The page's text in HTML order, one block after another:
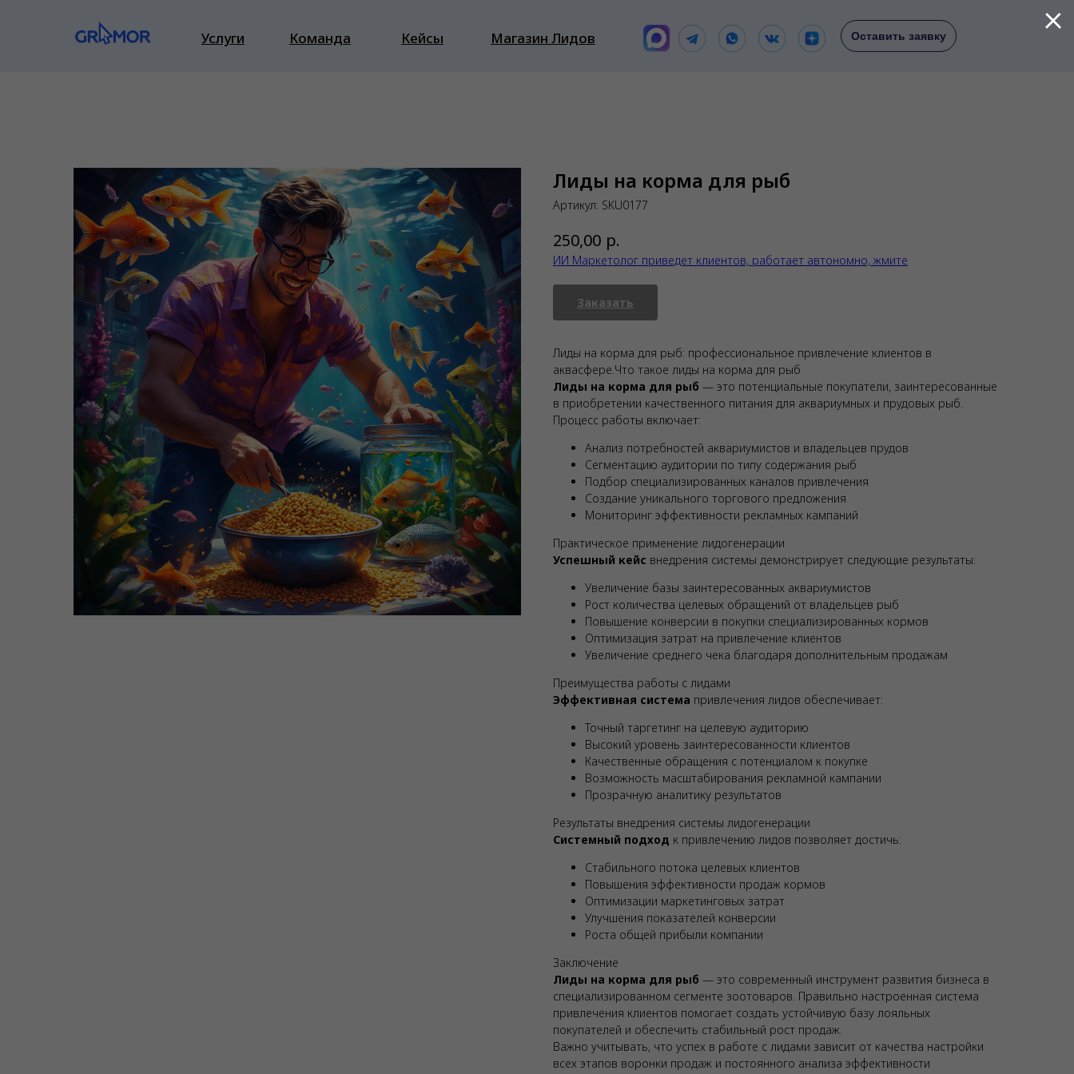
Оставить заявку
Услуги Кейсы Магазин Лидов
Команда
Лиды на корма для рыб
Артикул: SKU0177
250,00 р.
ИИ Маркетолог приведет клиентов, работает автономно, жмите
Заказать
Лиды на корма для рыб: профессиональное привлечение клиентов в
аквасфере.Что такое лиды на корма для рыб
Лиды на корма для рыб — это потенциальные покупатели, заинтересованные
в приобретении качественного питания для аквариумных и прудовых рыб.
Процесс работы включает:
Анализ потребностей аквариумистов и владельцев прудов
Сегментацию аудитории по типу содержания рыб
Подбор специализированных каналов привлечения
Создание уникального торгового предложения
Мониторинг эффективности рекламных кампаний
Практическое применение лидогенерации
Успешный кейс внедрения системы демонстрирует следующие результаты:
Увеличение базы заинтересованных аквариумистов
Рост количества целевых обращений от владельцев рыб
Повышение конверсии в покупки специализированных кормов
Оптимизация затрат на привлечение клиентов
Увеличение среднего чека благодаря дополнительным продажам
Преимущества работы с лидами
Эффективная система привлечения лидов обеспечивает:
Точный таргетинг на целевую аудиторию
Высокий уровень заинтересованности клиентов
Качественные обращения с потенциалом к покупке
Возможность масштабирования рекламной кампании
Прозрачную аналитику результатов
Результаты внедрения системы лидогенерации
Системный подход к привлечению лидов позволяет достичь:
Стабильного потока целевых клиентов
Повышения эффективности продаж кормов
Оптимизации маркетинговых затрат
Улучшения показателей конверсии
Роста общей прибыли компании
Заключение
Лиды на корма для рыб — это современный инструмент развития бизнеса в
специализированном сегменте зоотоваров. Правильно настроенная система
привлечения клиентов помогает создать устойчивую базу лояльных
покупателей и обеспечить стабильный рост продаж.
Важно учитывать, что успех в работе с лидами зависит от качества настройки
всех этапов воронки продаж и постоянного анализа эффективности